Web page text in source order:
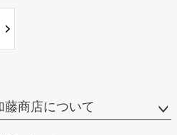
藤商店について